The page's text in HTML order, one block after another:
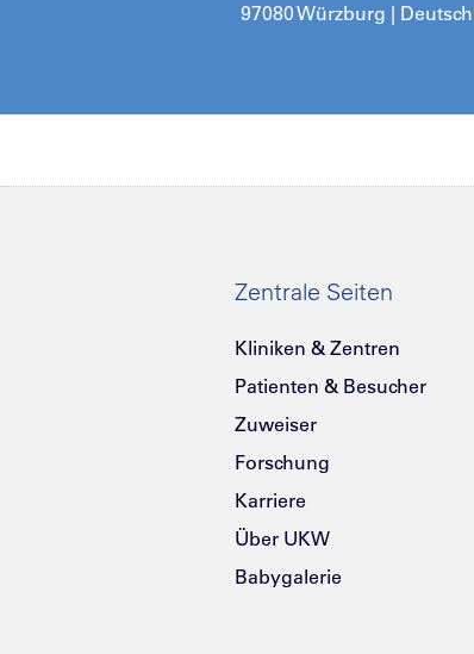
97080 Würzburg |
Zentrale Seiten
Kliniken & Zentren
Patienten & Besucher
Zuweiser
Forschung
Karriere
Über UKW
Babygalerie